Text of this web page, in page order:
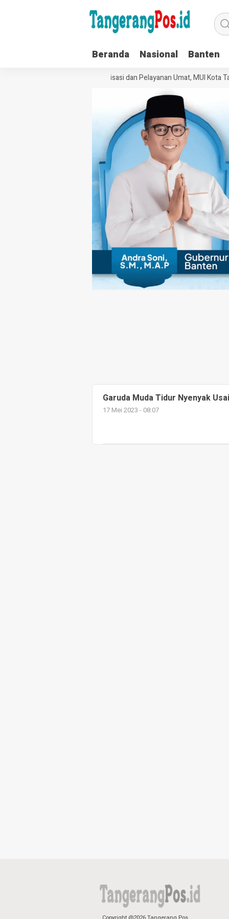
Beranda Nasional Banten
Perkuat Tata Kelola Organisasi dan Pelayanan Umat, MUI Kota
Garuda Muda Tidur Nyenyak
17 Mei 2023 - 08:07